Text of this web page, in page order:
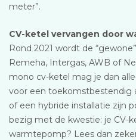
meter”.
CV-ketel vervangen door
Rond 2021 wordt de
Remeha, Intergas, AWB of
mono cv-ketel mag je dan
voor een toekomstbestendig
of een hybride installatie zijn
bezig met de kwestie: je CV-
warmtepomp? Lees dan